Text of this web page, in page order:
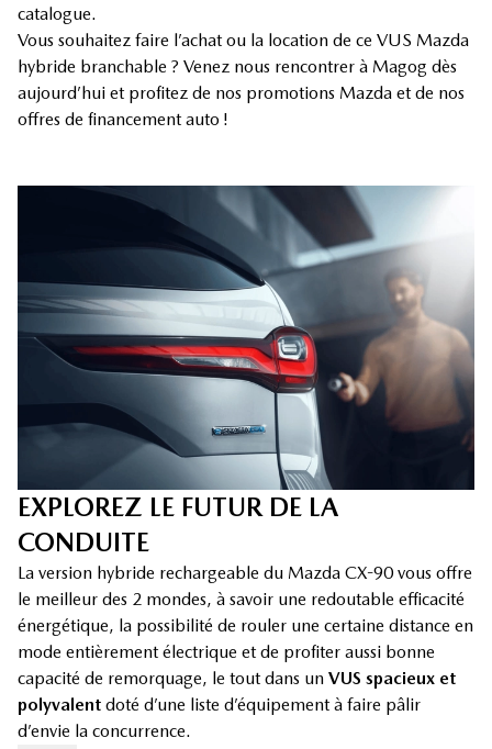
catalogue.
Vous souhaitez faire l’achat ou la location de ce VUS Mazda
hybride branchable ? Venez nous rencontrer à Magog dès
aujourd’hui et profitez de nos promotions Mazda et de nos
offres de financement auto !
EXPLOREZ LE FUTUR DE LA
CONDUITE
La version hybride rechargeable du Mazda CX-90 vous offre
le meilleur des 2 mondes, à savoir une redoutable efficacité
énergétique, la possibilité de rouler une certaine distance en
mode entièrement électrique et de profiter aussi bonne
capacité de remorquage, le tout dans un VUS spacieux et
polyvalent doté d’une liste d’équipement à faire pâlir
d’envie la concurrence.